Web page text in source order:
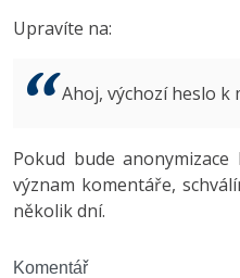
Best practices
Copywriter
WordPress
Algoritmy -41%
Umělá inteligence
Windows
Fórum
Upravíte na:
Ahoj, výchozí heslo k
Pokud bude
význam komentáře,
několik dní.
Komentář